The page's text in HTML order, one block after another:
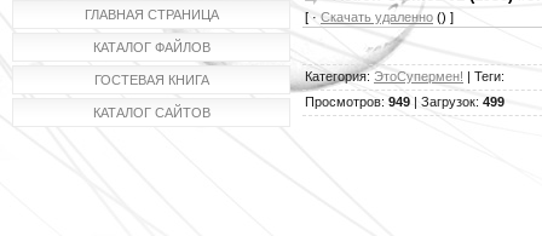
ГЛАВНАЯ СТРАНИЦА
КАТАЛОГ ФАЙЛОВ
ГОСТЕВАЯ КНИГА
КАТАЛОГ САЙТОВ
[ · Скачать удаленно () ]
Категория: ЭтоСупермен! Теги:
Просмотров: 949 Загрузок: 499